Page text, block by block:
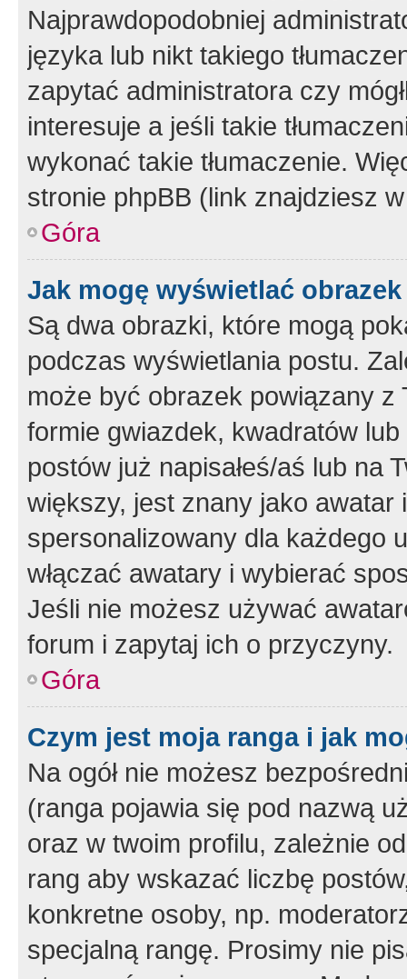
Najprawdopodobniej
języka lub nikt takiego
zapytać administratora czy
interesuje a jeśli takie
wykonać takie tłumaczenie.
stronie phpBB (link znajdziesz
Góra
Jak mogę wyświetlać
Są dwa obrazki, które mogą
podczas wyświetlania postu.
może być obrazek powiązany z
formie gwiazdek, kwadratów
postów już napisałeś/aś lub na
większy, jest znany jako
spersonalizowany dla każdego
włączać awatary i wybierać
Jeśli nie możesz używać
forum i zapytaj ich o przyczyny.
Góra
Czym jest moja ranga i jak
Na ogół nie możesz
(ranga pojawia się pod nazwą
oraz w twoim profilu, zależnie
rang aby wskazać liczbę
konkretne osoby, np.
specjalną rangę. Prosimy nie